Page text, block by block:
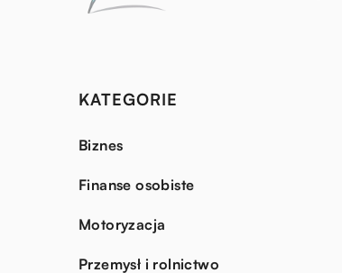
KATEGORIE
Biznes
Finanse osobiste
Motoryzacja
Przemysł i rolnictwo